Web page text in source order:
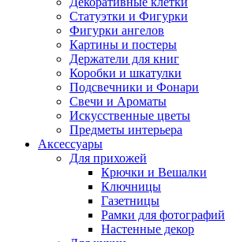
Статуэтки и Фигурки
Фигурки ангелов
Картины и постеры
Держатели для книг
Коробки и шкатулки
Подсвечники и Фонари
Свечи и Ароматы
Искусственные цветы
Предметы интерьера
Аксессуары
Для прихожей
Крючки и Вешалки
Ключницы
Газетницы
Рамки для фотографий
Настенные декор